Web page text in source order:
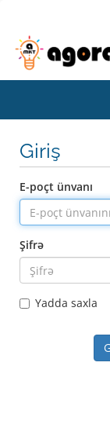
Giriş
E-poçt ünvanı
Şifrə
Yadda saxla